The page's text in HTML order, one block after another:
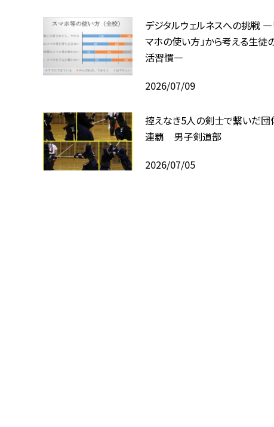
デジタルウェルネスへの挑戦 ―
マホの使い方」から考える生徒
活習慣―
2026/07/09
控えなき5人の剣士で繋いだ団
連覇 男子剣道部
2026/07/05